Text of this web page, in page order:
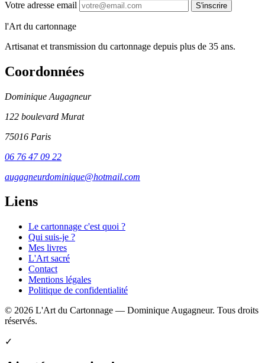
Votre adresse email S'inscrire
l'Art du cartonnage
Artisanat et transmission du cartonnage depuis plus de 35 ans.
Coordonnées
Dominique Augagneur
122 boulevard Murat
75016 Paris
06 76 47 09 22
augagneurdominique@hotmail.com
Liens
Le cartonnage c'est quoi ?
Qui suis-je ?
Mes livres
L'Art sacré
Contact
Mentions légales
Politique de confidentialité
© 2026 L'Art du Cartonnage — Dominique Augagneur. Tous droits
réservés.
✓